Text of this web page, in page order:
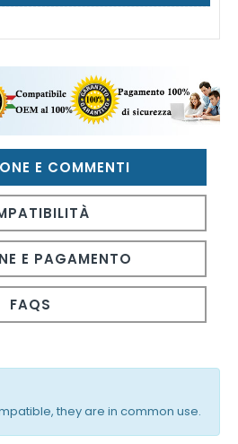
E COMMENTI
E PAGAMENTO
FAQS
they are in common use.